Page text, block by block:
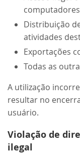
Distribuição
atividades
Exportações
Todas as
A utilização
resultar no
usuário.
Violação de
ilegal